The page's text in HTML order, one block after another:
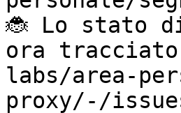
🐞 Lo stato
ora
labs/area-
proxy/-/